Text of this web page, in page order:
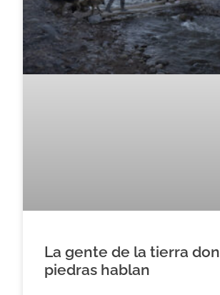
La gente de la tierra
piedras hablan